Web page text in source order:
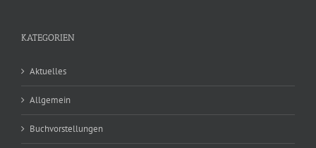
KATEGORIEN
Aktuelles
Allgemein
Buchvorstellungen